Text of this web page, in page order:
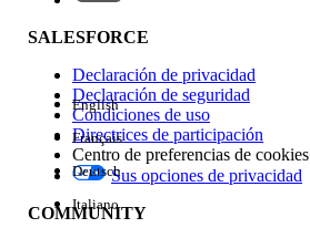
Repercusión de función
Edición
SALESFORCE
Declaración de privacidad
Declaración de seguridad
Condiciones de uso
Directrices de participación
Centro de preferencias de cookies
Sus opciones de privacidad
COMMUNITY
English
Français
Deutsch
Italiano